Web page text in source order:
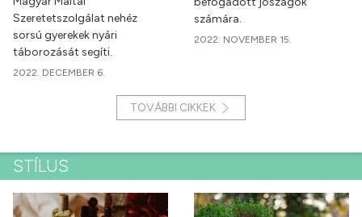
Szeretetszolgálat nehéz
sorsú gyerekek nyári
táborozását segíti.
2022. DECEMBER 6.
számára.
2022. NOVEMBER 15.
TOVÁBBI CIKKEK
STÍLUS